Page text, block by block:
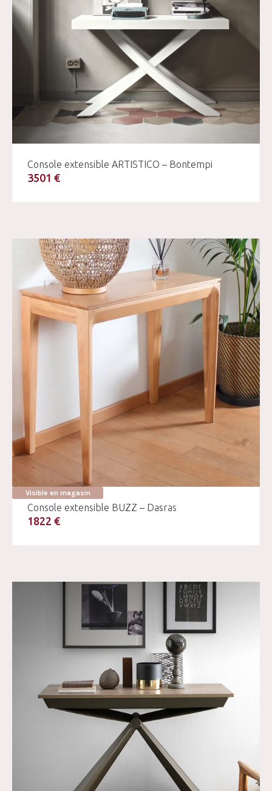
Console extensible ARTISTICO – Bontempi
3501 €
Visible en magasin
Console extensible BUZZ – Dasras
1822 €